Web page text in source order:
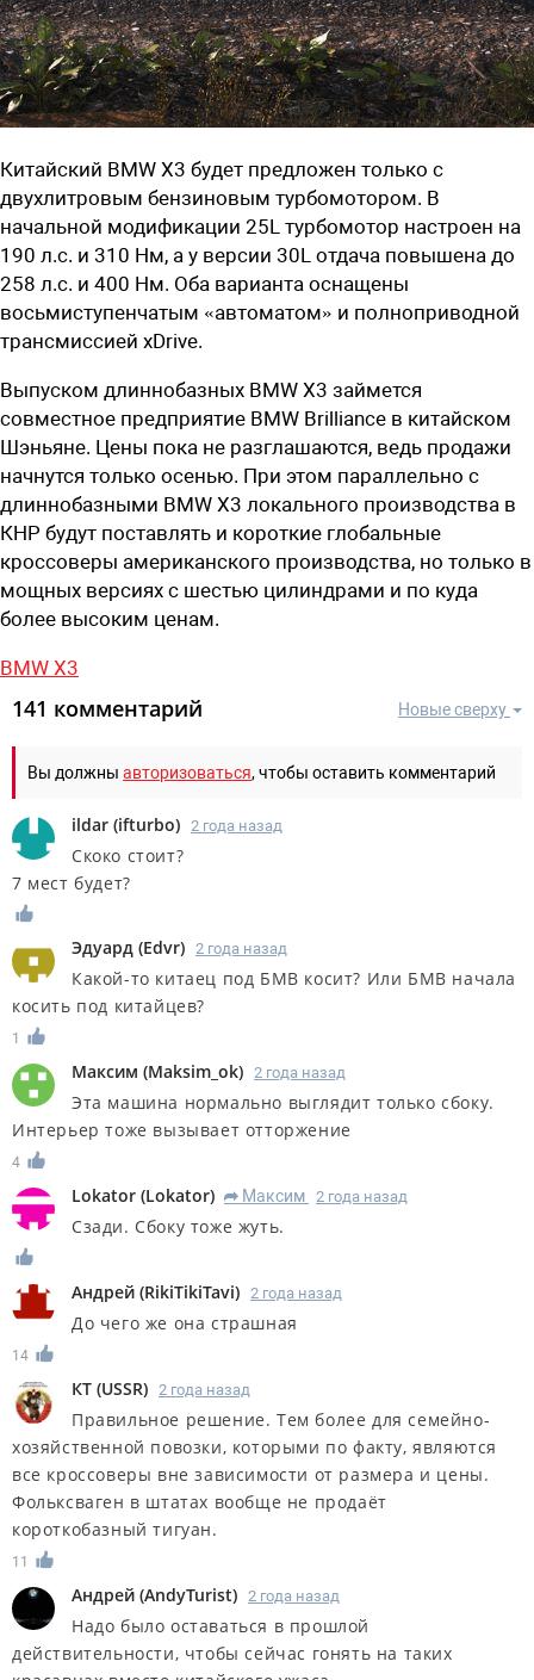
Китайский BMW X3 будет предложен только с
двухлитровым бензиновым турбомотором. В
начальной модификации 25L турбомотор настроен на
190 л.с. и 310 Нм, а у версии 30L отдача повышена до
258 л.с. и 400 Нм. Оба варианта оснащены
восьмиступенчатым «автоматом» и полноприводной
трансмиссией xDrive.
Выпуском длиннобазных BMW X3 займется
совместное предприятие BMW Brilliance в китайском
Шэньяне. Цены пока не разглашаются, ведь продажи
начнутся только осенью. При этом параллельно с
длиннобазными BMW X3 локального производства в
КНР будут поставлять и короткие глобальные
кроссоверы американского производства, но только в
мощных версиях с шестью цилиндрами и по куда
более высоким ценам.
BMW X3
Новые сверху
141 комментарий
Вы должны авторизоваться, чтобы оставить комментарий
ildar (ifturbo) 2 года назад
Скоко стоит?
7 мест будет?
Эдуард (Edvr) 2 года назад
Какой-то китаец под БМВ косит? Или БМВ начала
косить под китайцев?
1
Максим (Maksim_ok) 2 года назад
Эта машина нормально выглядит только сбоку.
Интерьер тоже вызывает отторжение
4
Lokator (Lokator) R Максим 2 года назад
Сзади. Сбоку тоже жуть.
Андрей (RikiTikiTavi) 2 года назад
До чего же она страшная
14
КT (USSR) 2 года назад
Правильное решение. Тем более для семейно-
хозяйственной повозки, которыми по факту, являются
все кроссоверы вне зависимости от размера и цены.
Фольксваген в штатах вообще не продаёт
короткобазный тигуан.
11
Андрей (AndyTurist) 2 года назад
Надо было оставаться в прошлой
действительности, чтобы сейчас гонять на таких